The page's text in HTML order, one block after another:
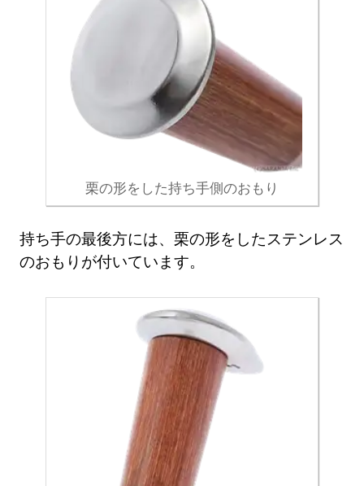
栗の形をした持ち手側のおもり
持ち手の最後方には、栗の形をしたステンレス
のおもりが付いています。